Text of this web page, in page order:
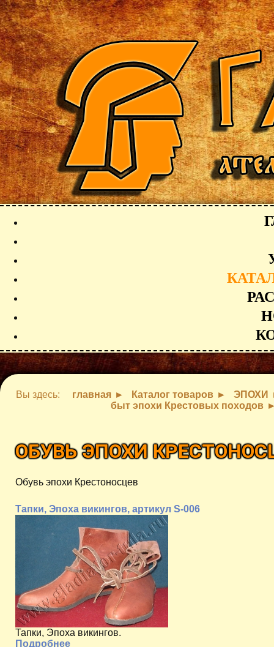
Вы здесь: главная Каталог товаров
ЭПОХИ
быт эпохи Крестовых походов
ОБУВЬ ЭПОХИ
Обувь эпохи Крестоносцев
Тапки, Эпоха викингов, артикул S-006
Тапки, Эпоха викингов.
Подробнее